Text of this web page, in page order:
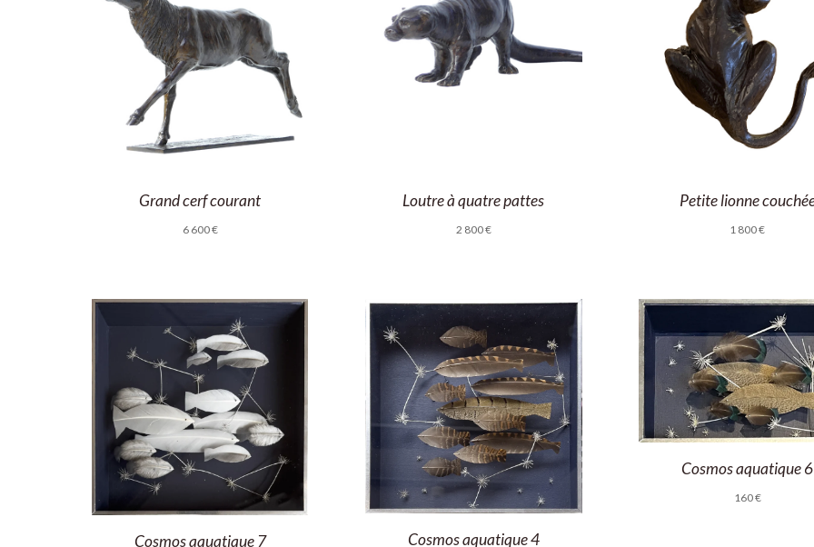
Grand cerf courant
6 600€
Loutre à quatre pattes
2 800€
Petite lionne
1 800€
Cosmos aquatique 7 Cosmos aquatique 4
Cosmos aquatique 6
160€